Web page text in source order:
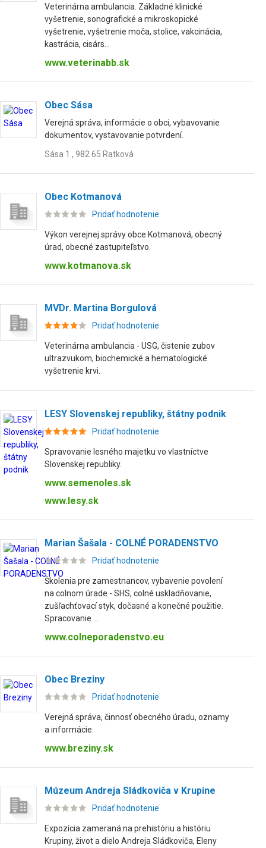
Veterinárna ambulancia. Základné klinické
vyšetrenie, sonografické a mikroskopické
vyšetrenie, vyšetrenie moča, stolice, vakcinácia,
kastrácia, cisárs...
www.veterinabb.sk
Obec Sása
Verejná správa, informácie o obci, vybavovanie
dokumentov, vystavovanie potvrdení.
Sása 1 , 982 65 Ratková
Obec Kotmanová
Pridať hodnotenie
Výkon verejnej správy obce Kotmanová, obecný
úrad, obecné zastupiteľstvo.
www.kotmanova.sk
MVDr. Martina Borgulová
Pridať hodnotenie
Veterinárna ambulancia - USG, čistenie zubov
ultrazvukom, biochemické a hematologické
vyšetrenie krvi.
LESY Slovenskej republiky, štátny podnik
Pridať hodnotenie
Spravovanie lesného majetku vo vlastníctve
Slovenskej republiky.
www.semenoles.sk
www.lesy.sk
Marian Šašala - COLNÉ PORADENSTVO
Pridať hodnotenie
Školenia pre zamestnancov, vybavenie povolení
na colnom úrade - SHS, colné uskladňovanie,
zušľachťovací styk, dočasné a konečné použitie.
Spracovanie ...
www.colneporadenstvo.eu
Obec Breziny
Pridať hodnotenie
Verejná správa, činnosť obecného úradu, oznamy
a informácie.
www.breziny.sk
Múzeum Andreja Sládkoviča v Krupine
Pridať hodnotenie
Expozícia zameraná na prehistóriu a históriu
Krupiny, život a dielo Andreja Sládkoviča, Eleny